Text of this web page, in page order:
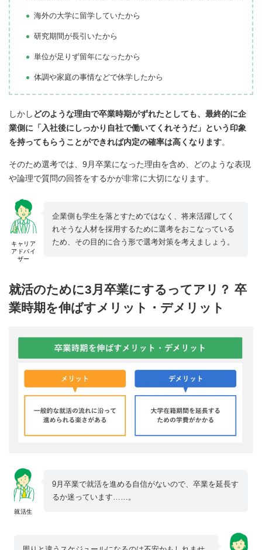
海外の大学に留学していたから
研究期間が長引いたから
単位が足りず留年になったから
体調や家庭の事情などで休学したから
しかし どのような理由で卒業時期がずれたとしても、最終的に企
業側に「入社後にしっかり自社で働いてくれそうだ」という印象
を持ってもらうことができれば内定の確率は高くなります。
そのため選考では、9月卒業になった理由を含め、どのような表現
や論理で質問の回答をするかが非常に大切になります。
キャリア
アドバイ
ザー
企業側も学生を落とすためではなく、将来活躍してく
れそうな人材を採用するために選考をおこなっている
ため、その目的に合う形で選考対策を考えましょう。
就活のために3月卒業にするってアリ？ 卒
業時期を伸ばすメリット・デメリット
就活生
9月卒業で就活を進める自信がないので、卒業を延長す
るか迷っています……。